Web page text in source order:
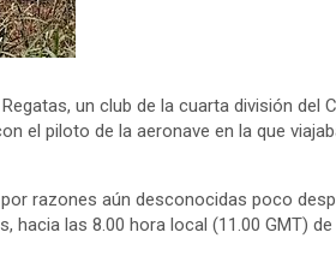
un club de la cuarta división del
el piloto de la aeronave en la que
razones aún desconocidas poco
hacia las 8.00 hora local (11.00 GMT)